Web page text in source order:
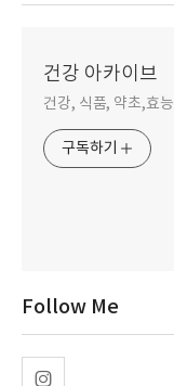
건강 아카이브
건강, 식품, 약초,효능
구독하기
Follow Me